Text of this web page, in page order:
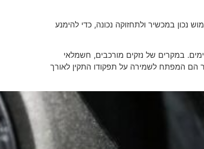
נכון במכשיר ולתחזוקה נכונה, כדי להימנע
במקרים של נזקים מורכבים, חשמלאי
הם המפתח לשמירה על תפקודו התקין לאורך